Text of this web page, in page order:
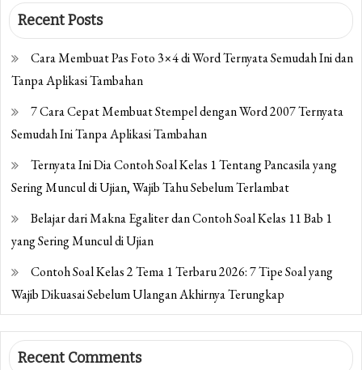
Recent Posts
Cara Membuat Pas Foto 3×4 di Word Ternyata Semudah Ini dan
Tanpa Aplikasi Tambahan
7 Cara Cepat Membuat Stempel dengan Word 2007 Ternyata
Semudah Ini Tanpa Aplikasi Tambahan
Ternyata Ini Dia Contoh Soal Kelas 1 Tentang Pancasila yang
Sering Muncul di Ujian, Wajib Tahu Sebelum Terlambat
Belajar dari Makna Egaliter dan Contoh Soal Kelas 11 Bab 1
yang Sering Muncul di Ujian
Contoh Soal Kelas 2 Tema 1 Terbaru 2026: 7 Tipe Soal yang
Wajib Dikuasai Sebelum Ulangan Akhirnya Terungkap
Recent Comments